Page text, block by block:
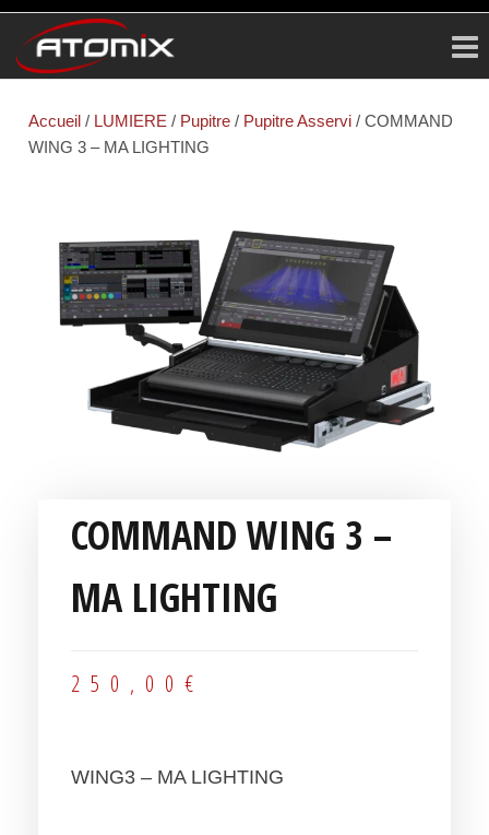
Accueil / LUMIERE / Pupitre / Pupitre Asservi / COMMAND
WING 3 – MA LIGHTING
COMMAND WING 3 –
MA LIGHTING
250,00 €
WING3 – MA LIGHTING